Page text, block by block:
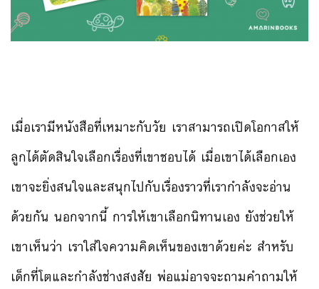
เมื่อเรามีหนังสือที่เหมาะกับวัย เราสามารถเปิดโอกาสให้
ลูกได้ตัดสินใจเลือกเรื่องที่เขาชอบได้ เมื่อเขาได้เลือกเอง
เขาจะยิ่งสนใจและสนุกไปกับเรื่องราวที่เรากำลังจะอ่าน
ด้วยกัน นอกจากนี้ การให้เขาเลือกนิทานเอง ยังช่วยให้
เขาเห็นว่า เราใส่ใจความคิดเห็นของเขาด้วยค่ะ สำหรับ
เด็กที่โตและกำลังช่างสงสัย พ่อแม่อาจจะถามคำถามให้